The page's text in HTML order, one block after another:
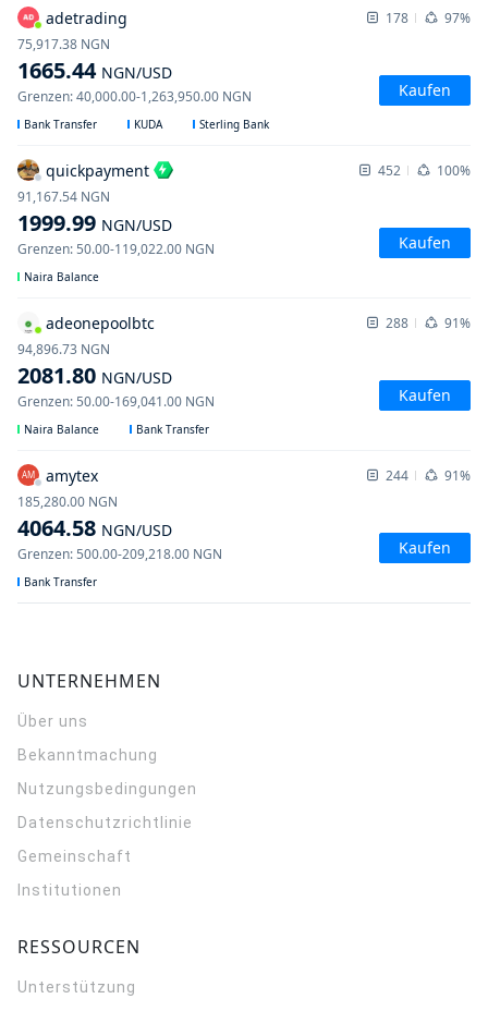
adetrading 178 97%
1665.44 NGN/USD
75,917.38 NGN
Grenzen:40,000.00-1,263,950.00 NGN Kaufen
Bank Transfer KUDA Sterling Bank
quickpayment 452 100%
1999.99 NGN/USD
91,167.54 NGN
Grenzen:50.00-119,022.00 NGN Kaufen
Naira Balance
adeonepoolbtc 288 91%
2081.80 NGN/USD
94,896.73 NGN
Grenzen:50.00-169,041.00 NGN Kaufen
Naira Balance Bank Transfer
AM amytex 244 91%
4064.58 NGN/USD
185,280.00 NGN
Grenzen:500.00-209,218.00 NGN Kaufen
Bank Transfer
UNTERNEHMEN
Über uns
Bekanntmachung
Nutzungsbedingungen
Datenschutzrichtlinie
Gemeinschaft
Institutionen
RESSOURCEN
Unterstützung